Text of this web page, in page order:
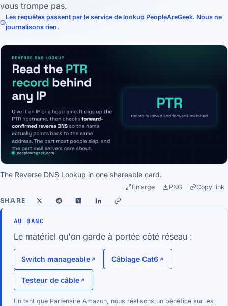
vous trompe pas.
Les requêtes passent par le service de lookup PeopleAreGeek. Nous ne
journalisons rien.
The Reverse DNS Lookup in one shareable card.
Enlarge PNG Copy link
SHARE
AU BANC
Le matériel qu'on garde à portée côté réseau :
Switch manageable Câblage Cat6
Testeur de câble
En tant que Partenaire Amazon, nous réalisons un bénéfice sur les